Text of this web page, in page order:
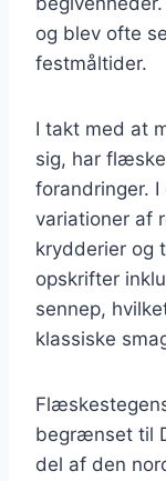
og blev ofte
festmåltider.
I takt med at
sig, har
forandringer.
variationer af
krydderier og
opskrifter
sennep,
klassiske
begrænset til
del af den